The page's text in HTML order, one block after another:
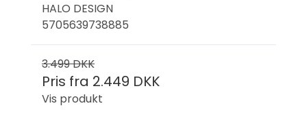
HALO DESIGN
5705639738885
3.499 DKK
Pris fra 2.449 DKK
Vis produkt